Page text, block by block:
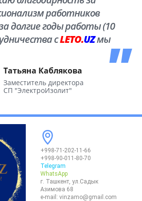
работников
долгие годы работы (10
сLETO.UZмы
Родины.
Татьяна Каблякова
Заместитель директора
СП "ЭлектроИзолит"
+998-71-202-11-66
+998-90-011-80-70
Telegram
WhatsApp
г. Ташкент, ул.Садык
Азимова 68
e-mail: vinzamo@gmail.com